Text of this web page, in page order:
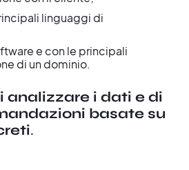
linguaggi di
e con le principali
di un dominio.
analizzare i dati e di
basate su
.